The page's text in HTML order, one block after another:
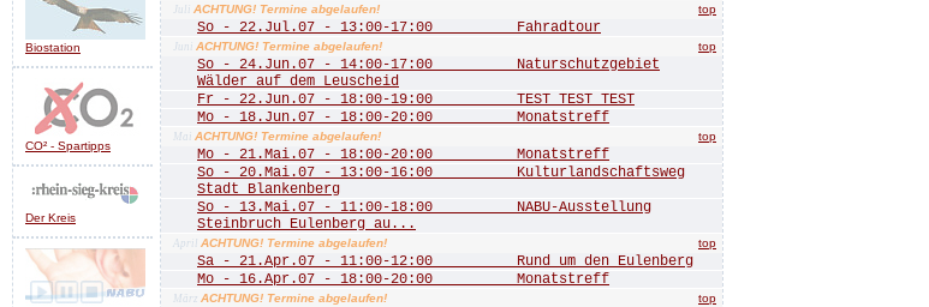
Biostation
CO² - Spartipps
Der Kreis
Juli ACHTUNG! Termine abgelaufen! top
So - 22.Jul.07 - 13:00-17:00 Fahradtour
Juni ACHTUNG! Termine abgelaufen! top
So - 24.Jun.07 - 14:00-17:00 Naturschutzgebiet
Wälder auf dem Leuscheid
Fr - 22.Jun.07 - 18:00-19:00 TEST TEST TEST
Mo - 18.Jun.07 - 18:00-20:00 Monatstreff
Mai ACHTUNG! Termine abgelaufen! top
Mo - 21.Mai.07 - 18:00-20:00 Monatstreff
So - 20.Mai.07 - 13:00-16:00 Kulturlandschaftsweg
Stadt Blankenberg
So - 13.Mai.07 - 11:00-18:00 NABU-Ausstellung
Steinbruch Eulenberg au...
April ACHTUNG! Termine abgelaufen! top
Sa - 21.Apr.07 - 11:00-12:00 Rund um den Eulenberg
Mo - 16.Apr.07 - 18:00-20:00 Monatstreff
März ACHTUNG! Termine abgelaufen! top